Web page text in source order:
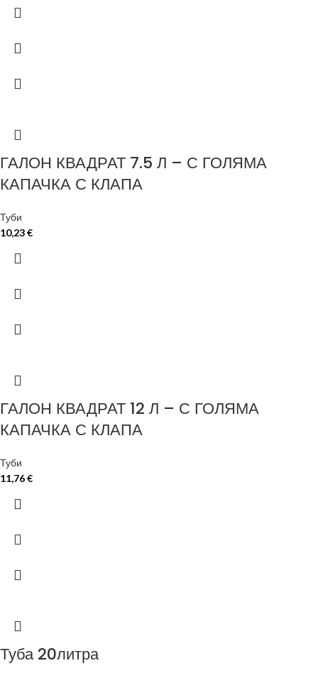
ГАЛОН КВАДРАТ 7.5 Л – С ГОЛЯМА
КАПАЧКА С КЛАПА
Туби
10,23€
ГАЛОН КВАДРАТ 12 Л – С ГОЛЯМА
КАПАЧКА С КЛАПА
Туби
11,76€
Туба 20литра